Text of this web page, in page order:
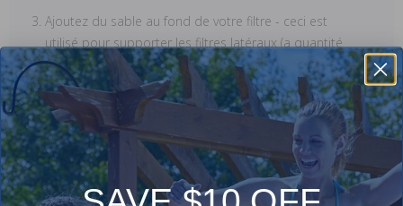
Ajoutez du sable au fond de votre filtre - ceci est
utilisé pour supporter les filtres latéraux (a quantité
de sable varie en fonction de la taille de votre filtre,
mais en général, un sac de sable est suggéré)
Remplir le filtre avec les balles de lustres (un sac égale
50 livres du sable)
Fermer le bassin de filtration
Allumer la pompe et commencer la filtration encore